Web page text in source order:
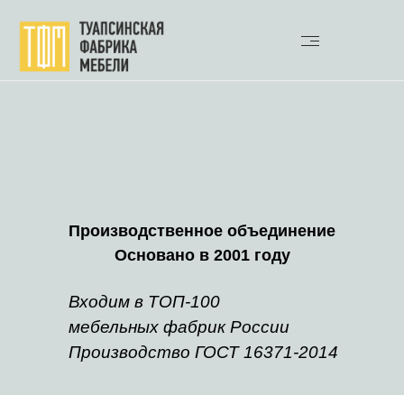
Производственное объединение
Основано в 2001 году
Входим в ТОП-100
мебельных фабрик России
Производство ГОСТ 16371-2014